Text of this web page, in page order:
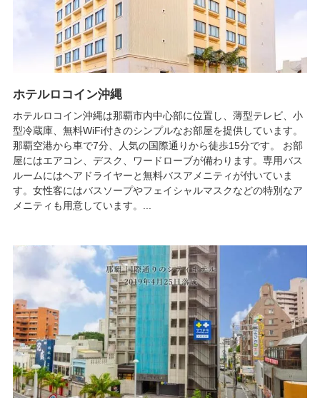
ホテルロコイン沖縄
ホテルロコイン沖縄は那覇市内中心部に位置し、薄型テレビ、小
型冷蔵庫、無料WiFi付きのシンプルなお部屋を提供しています。
那覇空港から車で7分、人気の国際通りから徒歩15分です。 お部
屋にはエアコン、デスク、ワードローブが備わります。専用バス
ルームにはヘアドライヤーと無料バスアメニティが付いていま
す。女性客にはバスソープやフェイシャルマスクなどの特別なア
メニティも用意しています。...